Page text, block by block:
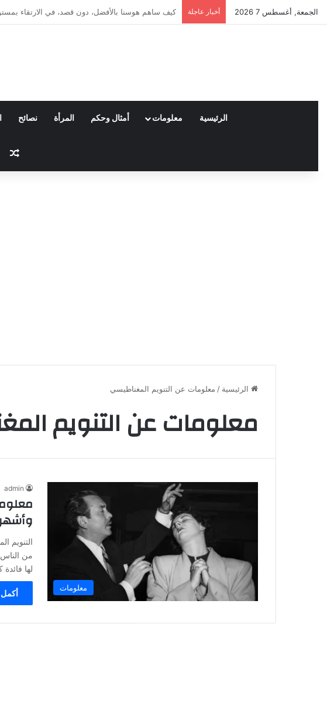
الجمعة, أغسطس 7 2026 أخبار عاجلة العملاء واختياراتهم لمنتجات نايكي المفضلة عبر
الرئيسية معلومات أمثال وحكم المرأة نصائح
الرئيسية / معلومات عن التنويم المغناطيسي
معلومات عن التنويم
معلومات
admin
التنويم
من الناس
لها فائدة
أكمل